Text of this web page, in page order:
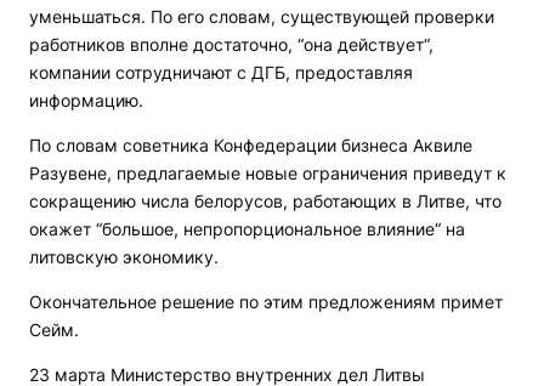
уменьшаться. По его словам, существующей проверки
работников вполне достаточно, “она действует“,
компании сотрудничают с ДГБ, предоставляя
информацию.
По словам советника Конфедерации бизнеса Аквиле
Разувене, предлагаемые новые ограничения приведут к
сокращению числа белорусов, работающих в Литве, что
окажет “большое, непропорциональное влияние“ на
литовскую экономику.
Окончательное решение по этим предложениям примет
Сейм.
23 марта Министерство внутренних дел Литвы